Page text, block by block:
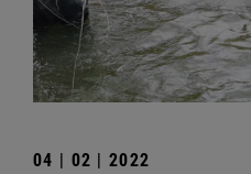
04 | 02 | 2022